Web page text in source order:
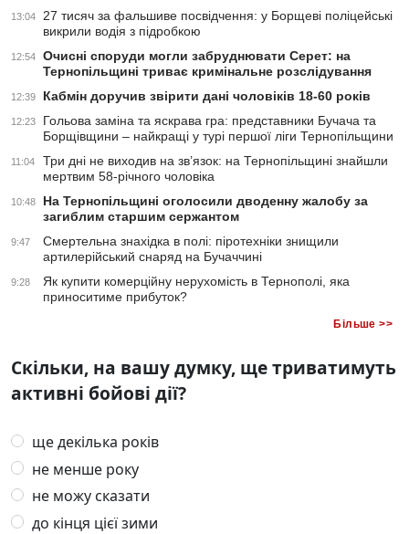
13:04
27 тисяч за фальшиве посвідчення: у Борщеві поліцейські
викрили водія з підробкою
12:54
Очисні споруди могли забруднювати Серет: на
Тернопільщині триває кримінальне розслідування
12:39 Кабмін доручив звірити дані чоловіків 18-60 років
12:23
Гольова заміна та яскрава гра: представники Бучача та
Борщівщини – найкращі у турі першої ліги Тернопільщини
11:04
Три дні не виходив на зв’язок: на Тернопільщині знайшли
мертвим 58-річного чоловіка
10:48
На Тернопільщині оголосили дводенну жалобу за
загиблим старшим сержантом
9:47
Смертельна знахідка в полі: піротехніки знищили
артилерійський снаряд на Бучаччині
9:28
Як купити комерційну нерухомість в Тернополі, яка
приноситиме прибуток?
Більше >>
Скільки, на вашу думку, ще триватимуть
активні бойові дії?
ще декілька років
не менше року
не можу сказати
до кінця цієї зими